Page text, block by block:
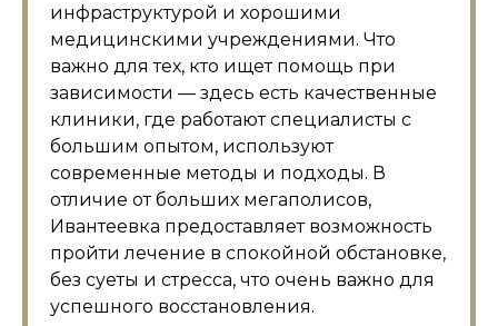
инфраструктурой и хорошими
медицинскими учреждениями. Что
важно для тех, кто ищет помощь при
зависимости — здесь есть качественные
клиники, где работают специалисты с
большим опытом, используют
современные методы и подходы. В
отличие от больших мегаполисов,
Ивантеевка предоставляет возможность
пройти лечение в спокойной обстановке,
без суеты и стресса, что очень важно для
успешного восстановления.